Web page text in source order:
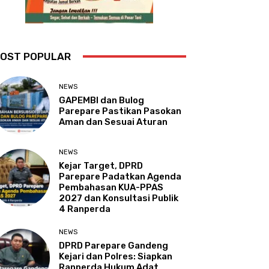
POPULAR
NEWS
GAPEMBI dan Bulog
Parepare Pastikan Pasokan
Aman dan Sesuai Aturan
NEWS
Kejar Target, DPRD
Parepare Padatkan Agenda
Pembahasan KUA-PPAS
2027 dan Konsultasi Publik
4 Ranperda
NEWS
DPRD Parepare Gandeng
Kejari dan Polres: Siapkan